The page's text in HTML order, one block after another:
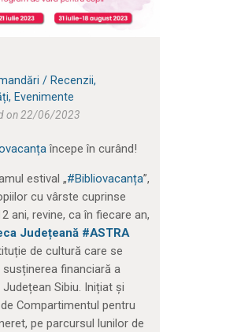
/ Recenzii,
,Evenimente
on 22/06/2023
începe în curând!
estival „#Bibliovacanța”,
cu vârste cuprinse
ani, revine, ca în fiecare an,
Județeană #ASTRA
de cultură care se
susținerea financiară a
Județean Sibiu. Inițiat și
Compartimentul pentru
pe parcursul lunilor de